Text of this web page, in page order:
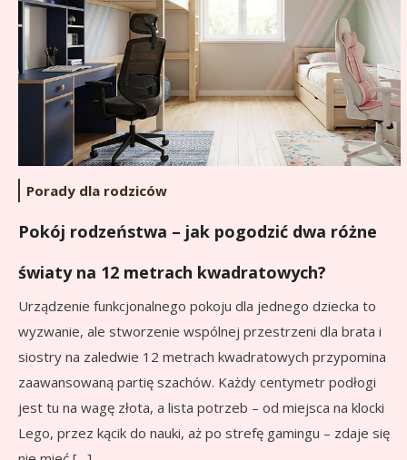
Porady dla rodziców
Pokój rodzeństwa – jak pogodzić dwa różne
światy na 12 metrach kwadratowych?
Urządzenie funkcjonalnego pokoju dla jednego dziecka to
wyzwanie, ale stworzenie wspólnej przestrzeni dla brata i
siostry na zaledwie 12 metrach kwadratowych przypomina
zaawansowaną partię szachów. Każdy centymetr podłogi
jest tu na wagę złota, a lista potrzeb – od miejsca na klocki
Lego, przez kącik do nauki, aż po strefę gamingu – zdaje się